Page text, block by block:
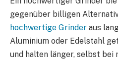
gegenüber billigen
hochwertige Grinder aus
Aluminium oder Edelstahl
und halten länger, selbst